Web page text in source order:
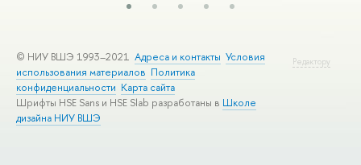
Редактору
© НИУ ВШЭ 1993–2021 Адреса и контакты Условия
использования материалов Политика
конфиденциальности Карта сайта
Шрифты HSE Sans и HSE Slab разработаны в Школе
дизайна НИУ ВШЭ